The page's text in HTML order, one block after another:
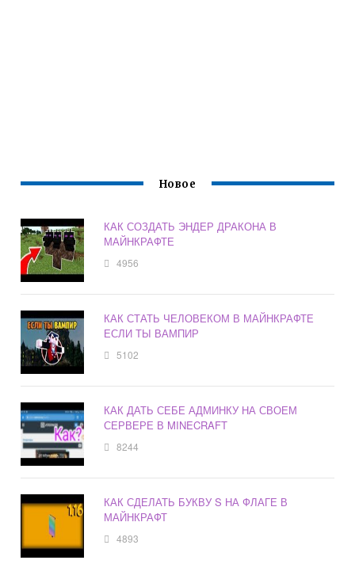
Новое
КАК СОЗДАТЬ ЭНДЕР ДРАКОНА В
МАЙНКРАФТЕ
4956
КАК СТАТЬ ЧЕЛОВЕКОМ В МАЙНКРАФТЕ
ЕСЛИ ТЫ ВАМПИР
5102
КАК ДАТЬ СЕБЕ АДМИНКУ НА СВОЕМ
СЕРВЕРЕ В MINECRAFT
8244
КАК СДЕЛАТЬ БУКВУ S НА ФЛАГЕ В
МАЙНКРАФТ
4893